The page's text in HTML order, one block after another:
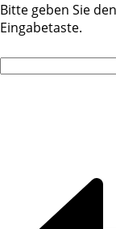
Bitte geben Sie
Eingabetaste.